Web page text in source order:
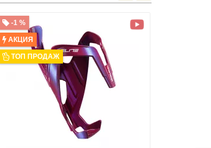
-1 %
АКЦИЯ
ТОП ПРОДАЖ